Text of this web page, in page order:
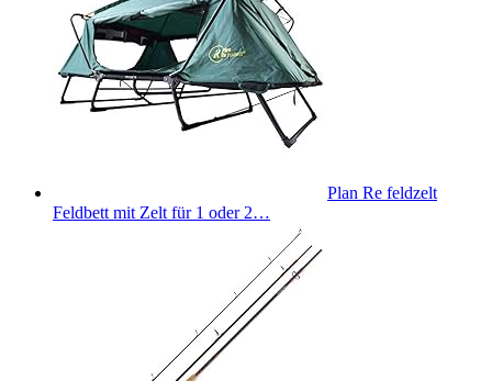
Plan Re feldzelt
Feldbett mit Zelt für 1 oder 2…